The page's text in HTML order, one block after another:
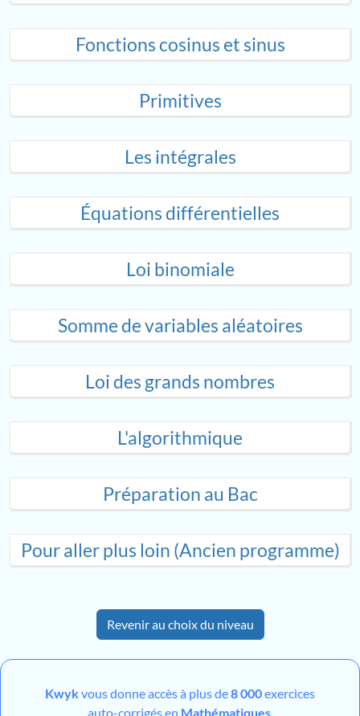
Fonctions cosinus et sinus
Primitives
Les intégrales
Équations différentielles
Loi binomiale
Somme de variables aléatoires
Loi des grands nombres
L'algorithmique
Préparation au Bac
Pour aller plus loin (Ancien programme)
Revenir au choix du niveau
Kwykvous donne accès à plus de8 000exercices
auto-corrigés en Mathématiques.